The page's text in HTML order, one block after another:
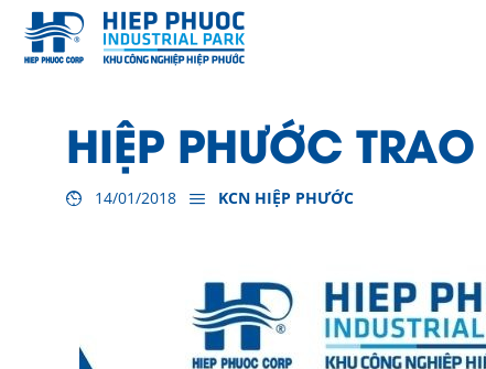
HIỆP PHƯỚC
14/01/2018 KCN HIỆP PHƯỚC